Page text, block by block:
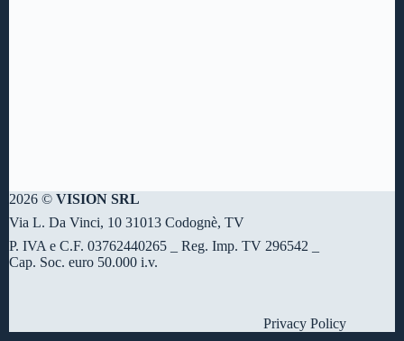
2026 © VISION SRL
Via L. Da Vinci, 10 31013 Codognè, TV
P. IVA e C.F. 03762440265 _ Reg. Imp. TV 296542 _
Cap. Soc. euro 50.000 i.v.
Privacy Policy